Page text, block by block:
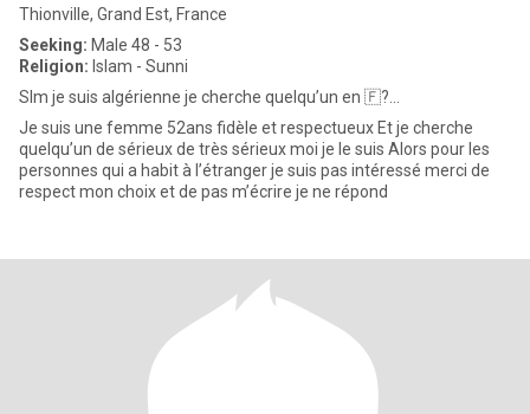
Thionville, Grand Est, France
Seeking: Male 48 - 53
Religion: Islam - Sunni
Slm je suis algérienne je cherche quelqu’un en 🇫?...
Je suis une femme 52ans fidèle et respectueux Et je cherche
quelqu’un de sérieux de très sérieux moi je le suis Alors pour les
personnes qui a habit à l’étranger je suis pas intéressé merci de
respect mon choix et de pas m’écrire je ne répond